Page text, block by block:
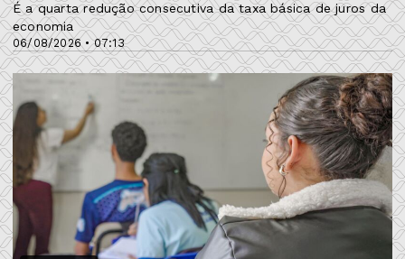
06/08/2026 • 07:13
É a quarta redução consecutiva da taxa básica de juros da
economia